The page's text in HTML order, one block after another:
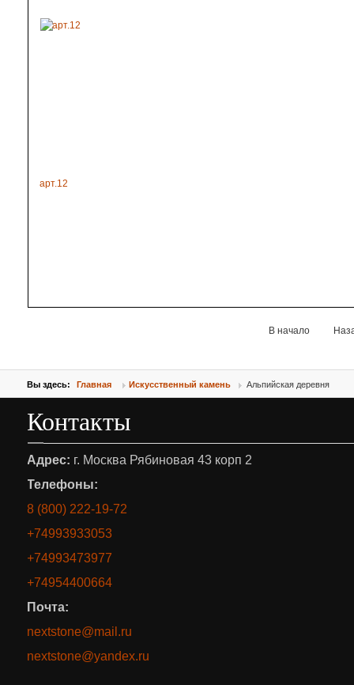
арт.12
В начало
Вы здесь: Главная Искусственный камень Альпийская деревня
Контакты
Адрес: г. Москва Рябиновая 43 корп 2
Телефоны:
8 (800) 222-19-72
+74993933053
+74993473977
+74954400664
Почта:
nextstone@mail.ru
nextstone@yandex.ru